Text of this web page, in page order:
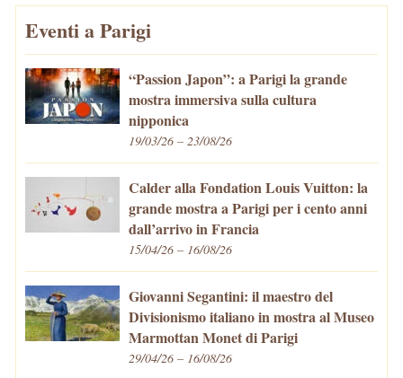
Eventi a Parigi
“Passion Japon”: a Parigi la grande
mostra immersiva sulla cultura
nipponica
19/03/26 – 23/08/26
Calder alla Fondation Louis Vuitton: la
grande mostra a Parigi per i cento anni
dall’arrivo in Francia
15/04/26 – 16/08/26
Giovanni Segantini: il maestro del
Divisionismo italiano in mostra al Museo
Marmottan Monet di Parigi
29/04/26 – 16/08/26